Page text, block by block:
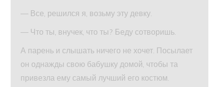
— Все, решился я, возьму эту девку.
— Что ты, внучек, что ты? Беду сотворишь.
А парень и слышать ничего не хочет. Посылает
он однажды свою бабушку домой, чтобы та
привезла ему самый лучший его костюм.